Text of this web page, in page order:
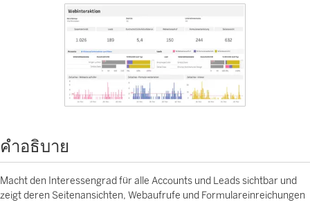
คำอธิบาย
Macht den Interessengrad für alle Accounts und Leads sichtbar und
zeigt deren Seitenansichten, Webaufrufe und Formulareinreichungen